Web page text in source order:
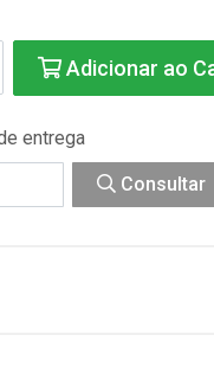
Adicionar ao
entrega
Consultar